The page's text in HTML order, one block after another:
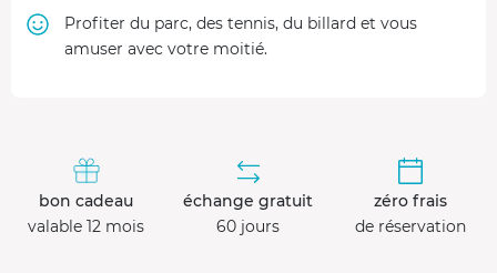
Profiter du parc, des tennis, du billard et vous
amuser avec votre moitié.
bon cadeau
valable 12 mois
échange gratuit
60 jours
zéro frais
de réservation